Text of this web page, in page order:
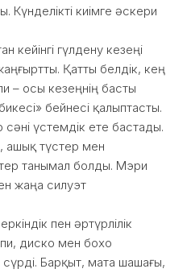
киімге әскери
кейінгі гүлдену кезеңі
Қатты белдік, кең
– осы кезеңнің басты
бейнесі қалыптасты.
үстемдік ете бастады.
түстер мен
танымал болды. Мэри
жаңа силуэт
пен әртүрлілік
диско мен бохо
сүрді. Барқыт, мата шашағы,